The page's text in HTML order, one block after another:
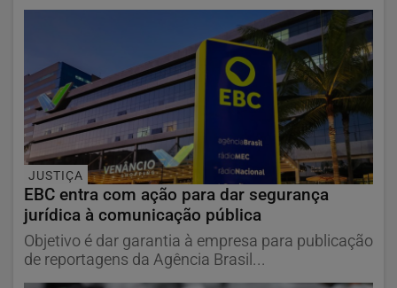
JUSTIÇA
EBC entra com ação para dar segurança
jurídica à comunicação pública
Objetivo é dar garantia à empresa para publicação
de reportagens da Agência Brasil...